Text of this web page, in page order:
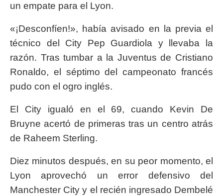
un empate para el Lyon.
«¡Desconfíen!», había avisado en la previa el
técnico del City Pep Guardiola y llevaba la
razón. Tras tumbar a la Juventus de Cristiano
Ronaldo, el séptimo del campeonato francés
pudo con el ogro inglés.
El City igualó en el 69, cuando Kevin De
Bruyne acertó de primeras tras un centro atrás
de Raheem Sterling.
Diez minutos después, en su peor momento, el
Lyon aprovechó un error defensivo del
Manchester City y el recién ingresado Dembelé